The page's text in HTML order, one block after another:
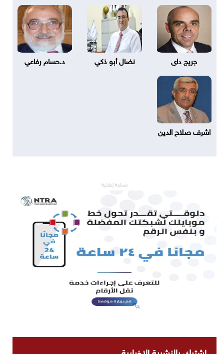
جريج داى نضال أبو ذكي د.حسام رفاعي
اشرف صلاح الدين
مساحة إعلانية